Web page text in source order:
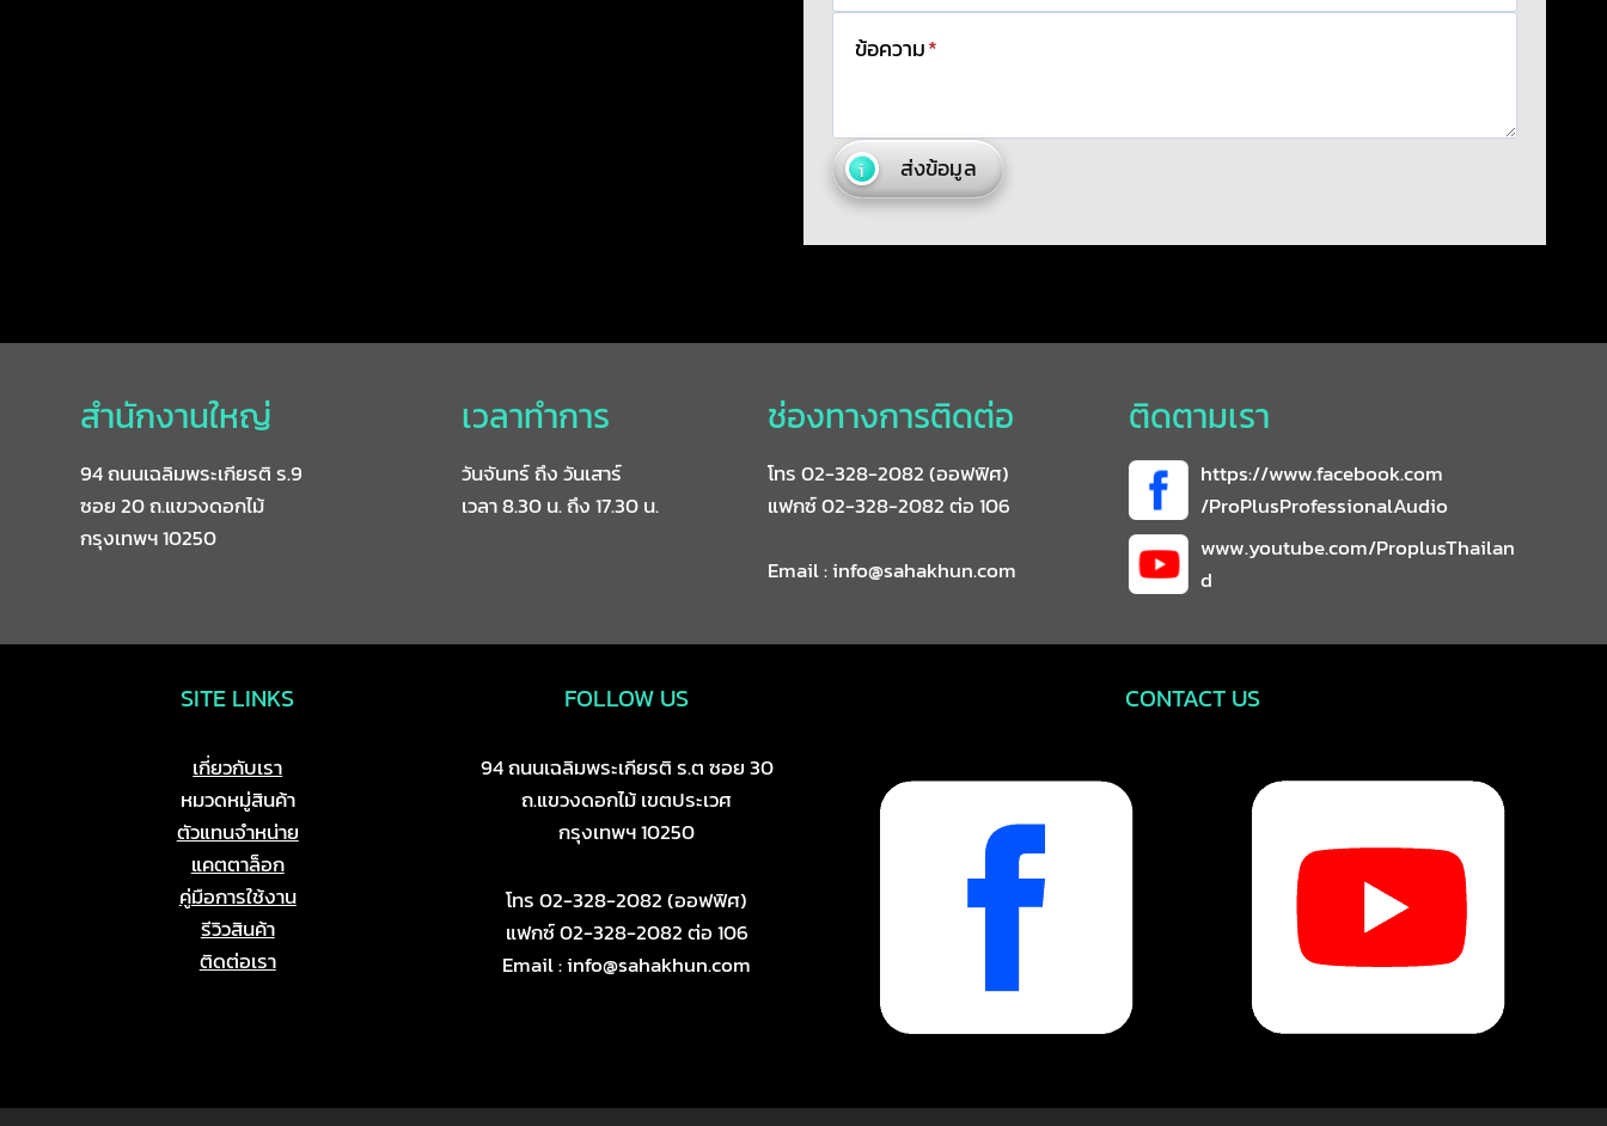
ข้อความ*
ส่งข้อมูล
สำนักงานใหญ่
94 ถนนเฉลิมพระเกียรติ ร.9
ซอย 20 ถ.แขวงดอกไม้
กรุงเทพฯ 10250
เวลาทำการ
วันจันทร์ ถึง วันเสาร์
เวลา 8.30 น. ถึง 17.30 น.
ช่องทางการติดต่อ
โทร 02-328-2082 (ออฟฟิศ)
แฟกซ์ 02-328-2082 ต่อ 106
Email : info@sahakhun.com
ติดตามเรา
https://www.facebook.com
/ProPlusProfessionalAudio
www.youtube.com/ProplusThailan
d
SITE LINKS
เกี่ยวกับเรา
หมวดหมู่สินค้า
ตัวแทนจำหน่าย
แคตตาล็อก
คู่มือการใช้งาน
รีวิวสินค้า
ติดต่อเรา
FOLLOW US
94 ถนนเฉลิมพระเกียรติ ร.ต ซอย 30
ถ.แขวงดอกไม้ เขตประเวศ
กรุงเทพฯ 10250
โทร 02-328-2082 (ออฟฟิศ)
แฟกซ์ 02-328-2082 ต่อ 106
Email : info@sahakhun.com
CONTACT US